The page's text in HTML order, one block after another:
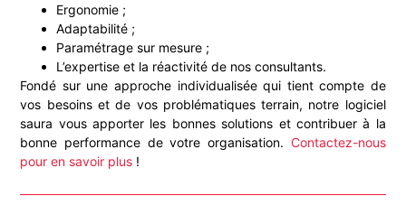
Ergonomie ;
Adaptabilité ;
Paramétrage sur mesure ;
L’expertise et la réactivité de nos consultants.
Fondé sur une approche individualisée qui tient compte de
vos besoins et de vos problématiques terrain, notre logiciel
saura vous apporter les bonnes solutions et contribuer à la
bonne performance de votre organisation. Contactez-nous
pour en savoir plus !